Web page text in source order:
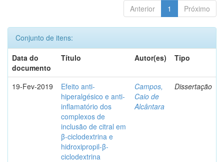
Anterior 1 Próximo
Conjunto de itens:
Data do
documento
Título Autor(es) Tipo
19-Fev-2019
Efeito anti-
hiperalgésico e anti-
inflamatório dos
complexos de
inclusão de citral em
β-ciclodextrina e
hidroxipropil-β-
ciclodextrina
Campos,
Caio de
Alcântara
Dissertação